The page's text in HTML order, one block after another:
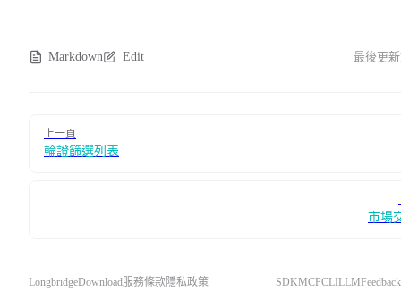
Markdown Edit 最後更
上一頁
輪證篩選列表
市場
LongbridgeDownload服務條款隱私政策 SDKMCPCLILLMFeedback